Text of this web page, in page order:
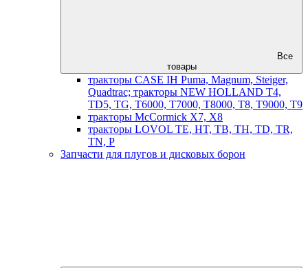
Все
товары
тракторы CASE IH Puma, Magnum, Steiger,
Quadtrac; тракторы NEW HOLLAND T4,
TD5, TG, T6000, T7000, T8000, T8, T9000, T9
тракторы McCormick X7, X8
тракторы LOVOL TE, HT, TB, TH, TD, TR,
TN, P
Запчасти для плугов и дисковых борон